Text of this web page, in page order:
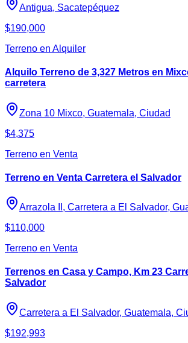
Antigua, Sacatepéquez
$190,000
Terreno en Alquiler
Alquilo Terreno de 3,327 Metros en
carretera
Zona 10 Mixco, Guatemala, Ciudad
$4,375
Terreno en Venta
Terreno en Venta Carretera el Salvador
Arrazola II, Carretera a El Salvador,
$110,000
Terreno en Venta
Terrenos en Casa y Campo, Km 23
Salvador
Carretera a El Salvador, Guatemala,
$192,993